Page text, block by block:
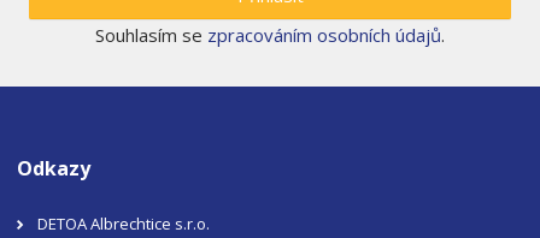
Souhlasím se zpracováním osobních údajů.
Odkazy
DETOA Albrechtice s.r.o.